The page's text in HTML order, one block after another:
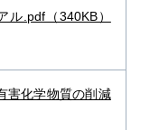
.pdf（340KB）
害化学物質の削減